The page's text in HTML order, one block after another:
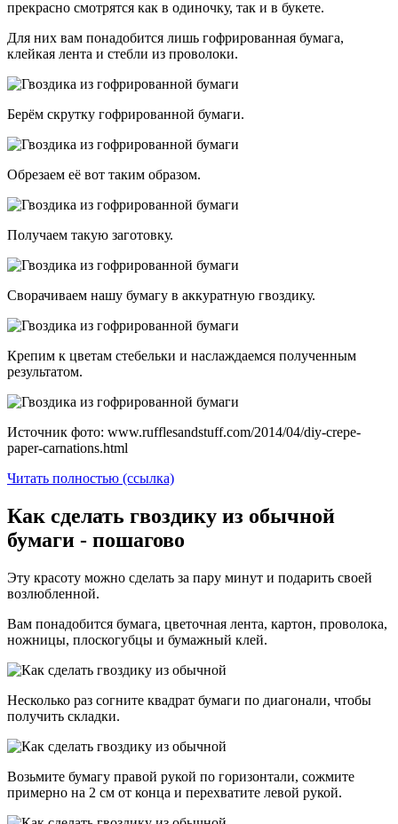
прекрасно смотрятся как в одиночку, так и в букете.
Для них вам понадобится лишь гофрированная бумага,
клейкая лента и стебли из проволоки.
Берём скрутку гофрированной бумаги.
Обрезаем её вот таким образом.
Получаем такую заготовку.
Сворачиваем нашу бумагу в аккуратную гвоздику.
Крепим к цветам стебельки и наслаждаемся полученным
результатом.
Источник фото: www.rufflesandstuff.com/2014/04/diy-crepe-
paper-carnations.html
Читать полностью (ссылка)
Как сделать гвоздику из обычной
бумаги - пошагово
Эту красоту можно сделать за пару минут и подарить своей
возлюбленной.
Вам понадобится бумага, цветочная лента, картон, проволока,
ножницы, плоскогубцы и бумажный клей.
Несколько раз согните квадрат бумаги по диагонали, чтобы
получить складки.
Возьмите бумагу правой рукой по горизонтали, сожмите
примерно на 2 см от конца и перехватите левой рукой.